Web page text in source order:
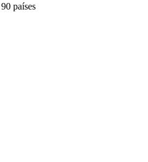
países